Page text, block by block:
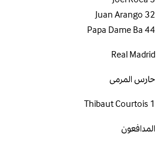
32
Juan Arango
44
Papa Dame Ba
Real Madrid
حارس المرمى
1
Thibaut Courtois
المدافعون